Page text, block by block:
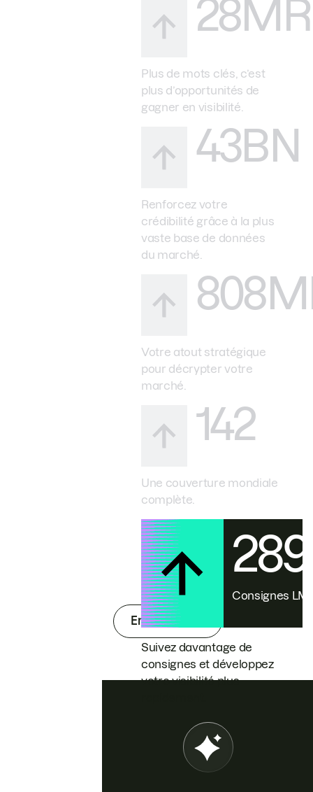
Plus de mots clés, c’est
plus d’opportunités de
gagner en visibilité.
43BN
Renforcez votre
crédibilité grâce à la plus
vaste base de données
du marché.
Votre atout stratégique
pour décrypter votre
marché.
142
Une couverture mondiale
complète.
Consignes
Suivez davantage de
consignes et développez
votre visibilité plus
En savoir plus